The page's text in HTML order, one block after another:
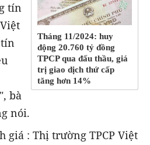
Tháng 11/2024: huy
động 20.760 tỷ đồng
TPCP qua đấu thầu, giá
trị giao dịch thứ cấp
tăng hơn 14%
tín
bà
nói.
giá : Thị trường TPCP Việt